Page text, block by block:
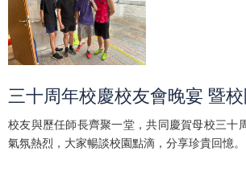
三十周年校慶校友會晚宴 暨
校友與歷任師長齊聚一堂，共同慶賀母校三十
氣氛熱烈，大家暢談校園點滴，分享珍貴回憶。